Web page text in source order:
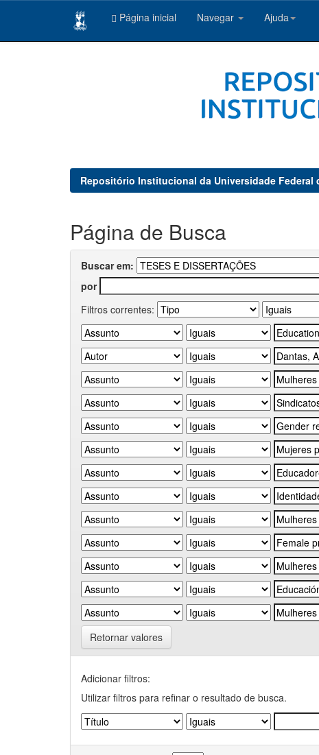
Página inicial Navegar Ajuda
Repositório Institucional da Universidade Federal
Página de Busca
Buscar em:
por
Filtros correntes:
Retornar valores
Adicionar filtros:
Utilizar filtros para refinar o resultado de busca.